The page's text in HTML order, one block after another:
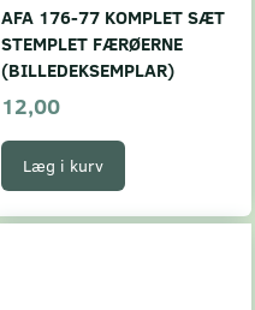
AFA 176-77 KOMPLET SÆT
STEMPLET FÆRØERNE
(BILLEDEKSEMPLAR)
12,00
Læg i kurv